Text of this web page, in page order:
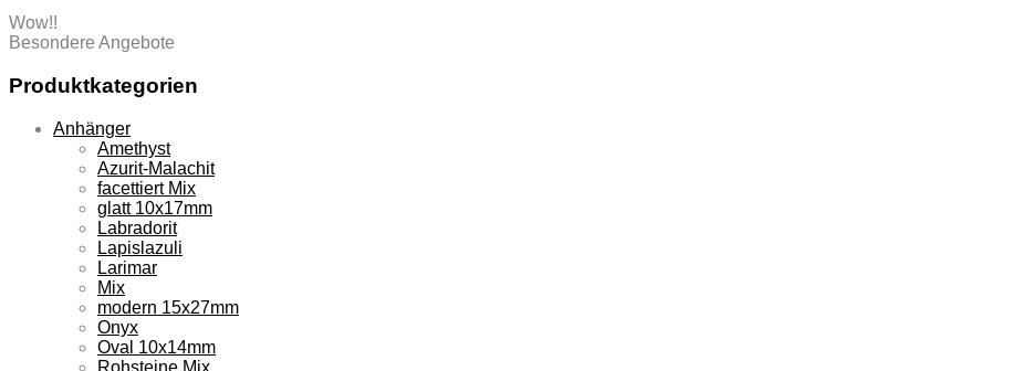
Wow!!
Besondere Angebote
Produktkategorien
Anhänger
Amethyst
Azurit-Malachit
facettiert Mix
glatt 10x17mm
Labradorit
Lapislazuli
Larimar
Mix
modern 15x27mm
Onyx
Oval 10x14mm
Rohsteine Mix